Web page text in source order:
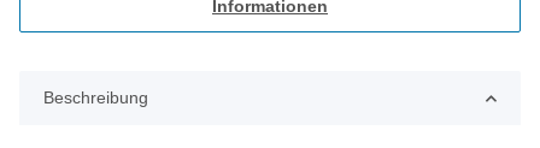
Informationen
Beschreibung